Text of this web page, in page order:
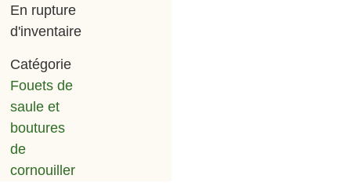
En rupture
d'inventaire
Catégorie
Fouets de
saule et
boutures
de
cornouiller